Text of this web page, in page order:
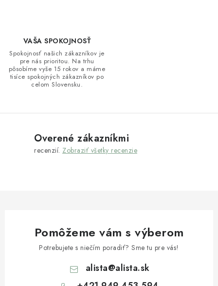
VAŠA SPOKOJNOSŤ
Spokojnosť našich zákazníkov je
pre nás prioritou. Na trhu
pôsobíme vyše 15 rokov a máme
tisíce spokojných zákazníkov po
celom Slovensku.
Overené zákazníkmi
recenzií. Zobraziť všetky recenzie
Pomôžeme vám s výberom
Potrebujete s niečím poradiť? Sme tu pre vás!
alista@alista.sk